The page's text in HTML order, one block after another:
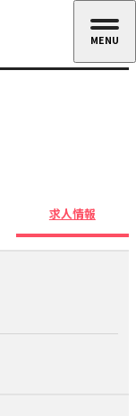
求人情報
MENU